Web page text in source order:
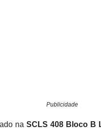
Publicidade
na SCLS 408 Bloco B